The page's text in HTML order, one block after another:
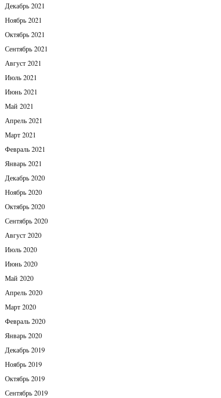
Декабрь 2021
Ноябрь 2021
Октябрь 2021
Сентябрь 2021
Август 2021
Июль 2021
Июнь 2021
Май 2021
Апрель 2021
Март 2021
Февраль 2021
Январь 2021
Декабрь 2020
Ноябрь 2020
Октябрь 2020
Сентябрь 2020
Август 2020
Июль 2020
Июнь 2020
Май 2020
Апрель 2020
Март 2020
Февраль 2020
Январь 2020
Декабрь 2019
Ноябрь 2019
Октябрь 2019
Сентябрь 2019